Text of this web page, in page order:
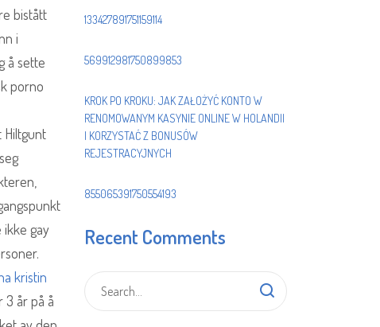
bistått
i
å sette
porno
gay
kristin
3 år på å
133427891751159114
569912981750899853
KROK PO KROKU: JAK ZAŁOŻYĆ KONTO W
RENOMOWANYM KASYNIE ONLINE W HOLANDII
I KORZYSTAĆ Z BONUSÓW
REJESTRACYJNYCH
855065391750554193
Recent Comments